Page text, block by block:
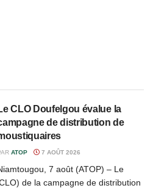
CLO Doufelgou évalue la
de distribution de
ATOP 7 AOÛT 2026
7 août (ATOP) – Le
de la campagne de distribution